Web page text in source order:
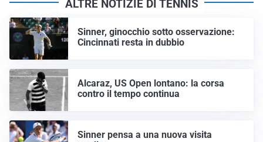
ALTRE NOTIZIE DI TENNIS
Sinner, ginocchio sotto osservazione:
Cincinnati resta in dubbio
Alcaraz, US Open lontano: la corsa
contro il tempo continua
Sinner pensa a una nuova visita